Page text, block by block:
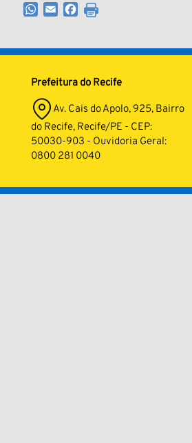
WhatsApp
EmailFacebook
Prefeitura do Recife
Av. Cais do Apolo, 925, Bairro
do Recife, Recife/PE - CEP:
50030-903 - Ouvidoria Geral:
0800 281 0040